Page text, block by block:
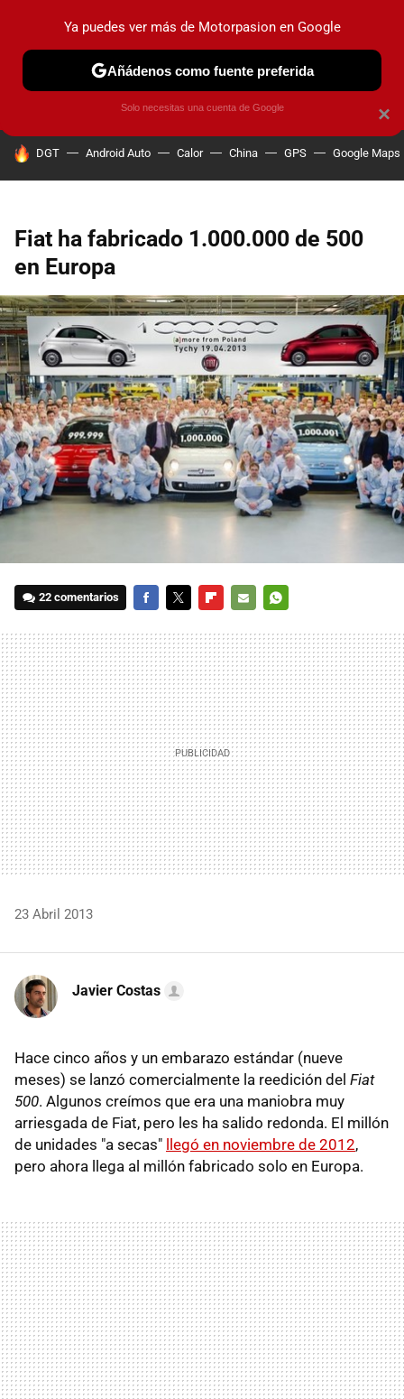
PRUEBAS COCHES ELÉCTRICOS OBSERVATORIO
HOY SE HABLA DE
DGT Android Auto Calor China GPS Google Maps
Fiat ha fabricado 1.000.000 de 500
en Europa
22 comentarios
MAIL
23 Abril 2013
Javier Costas
Hace cinco años y un embarazo estándar (nueve
meses) se lanzó comercialmente la reedición del Fiat
500. Algunos creímos que era una maniobra muy
arriesgada de Fiat, pero les ha salido redonda. El millón
de unidades "a secas" llegó en noviembre de 2012,
pero ahora llega al millón fabricado solo en Europa.
×
Ya puedes ver más de Motorpasion en Google
Añádenos como fuente preferida
Solo necesitas una cuenta de Google